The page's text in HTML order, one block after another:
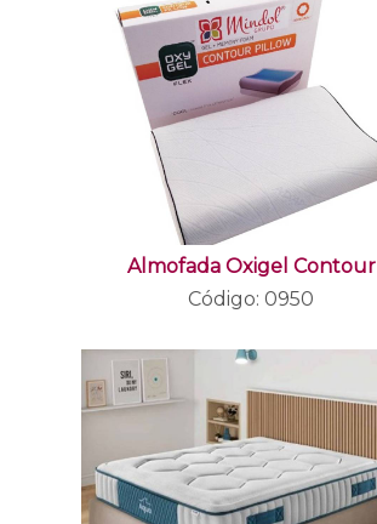
Almofada Oxigel Contour
Código: 0950